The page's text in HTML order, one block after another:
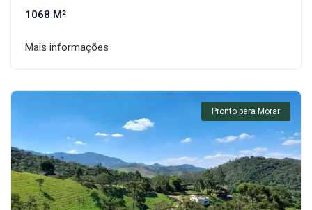
1068 M²
Mais informações
Pronto para Morar